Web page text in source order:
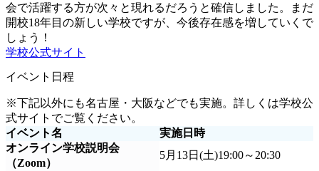
会で活躍する方が次々と現れるだろうと確信しました。まだ
開校18年目の新しい学校ですが、今後存在感を増していくで
しょう！
学校公式サイト
イベント日程
※下記以外にも名古屋・大阪などでも実施。詳しくは学校公
式サイトでご覧ください。
イベント名
実施日時
オンライン学校説明会
（Zoom）
5月13日(土)19:00～20:30